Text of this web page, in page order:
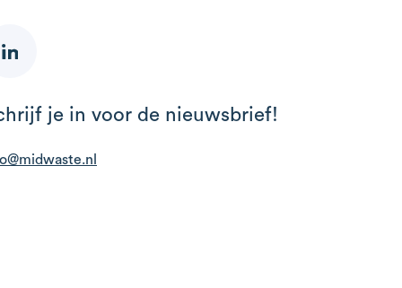
je in voor de nieuwsbrief!